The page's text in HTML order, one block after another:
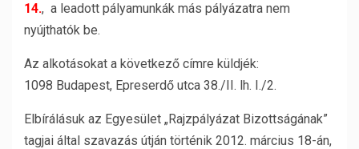
14., a leadott pályamunkák más pályázatra nem
nyújthatók be.
Az alkotásokat a következő címre küldjék:
1098 Budapest, Epreserdő utca 38./II. lh. I./2.
Elbírálásuk az Egyesület „Rajzpályázat Bizottságának”
tagjai által szavazás útján történik 2012. március 18-án,